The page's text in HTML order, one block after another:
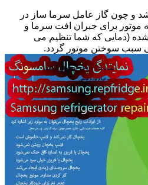
و چون گاز عامل سرما ساز در
برای جبران افت سرما و
(دمایی که شما تنظیم می
سبب سوختن موتور گردد.